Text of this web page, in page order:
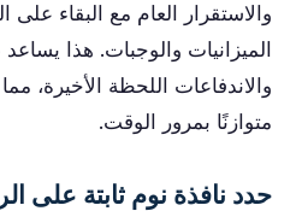
والاستقرار العام مع البقاء
الميزانيات والوجبات. هذا
والاندفاعات اللحظة الأخيرة،
متوازنًا بمرور الوقت.
حدد نافذة نوم ثابتة على